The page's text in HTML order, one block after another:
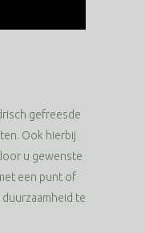
gefreesde
Ook hierbij
u gewenste
een punt of
te